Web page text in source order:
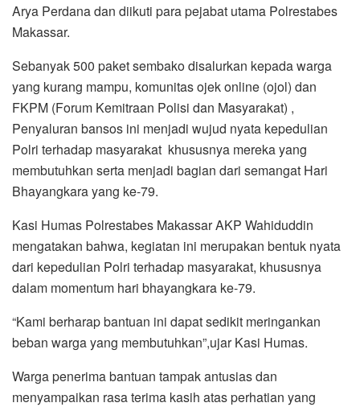
Arya Perdana dan diikuti para pejabat utama Polrestabes
Makassar.
Sebanyak 500 paket sembako disalurkan kepada warga
yang kurang mampu, komunitas ojek online (ojol) dan
FKPM (Forum Kemitraan Polisi dan Masyarakat) ,
Penyaluran bansos ini menjadi wujud nyata kepedulian
Polri terhadap masyarakat khususnya mereka yang
membutuhkan serta menjadi bagian dari semangat Hari
Bhayangkara yang ke-79.
Kasi Humas Polrestabes Makassar AKP Wahiduddin
mengatakan bahwa, kegiatan ini merupakan bentuk nyata
dari kepedulian Polri terhadap masyarakat, khususnya
dalam momentum hari bhayangkara ke-79.
“Kami berharap bantuan ini dapat sedikit meringankan
beban warga yang membutuhkan”,ujar Kasi Humas.
Warga penerima bantuan tampak antusias dan
menyampaikan rasa terima kasih atas perhatian yang